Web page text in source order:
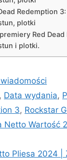
Redemption
plotki
Red
i plotki.
, Data wydania,
3, Rockstar
Netto Wartość
Pliesa 2024 |